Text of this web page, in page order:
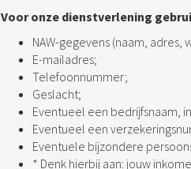
Voor onze dienstverlening
NAW-gegevens (naam, adres,
E-mailadres;
Telefoonnummer;
Geslacht;
Eventueel een bedrijfsnaam,
Eventueel een
Eventuele bijzondere
* Denk hierbij aan: jouw